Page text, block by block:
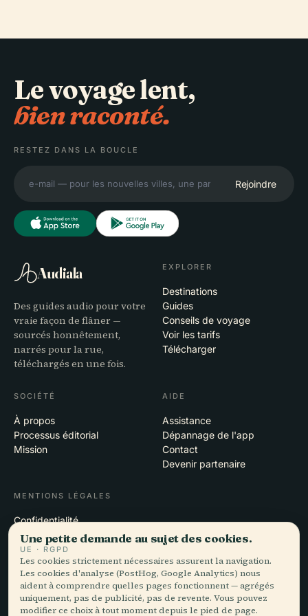
Le voyage lent,
bien raconté.
RESTEZ DANS LA BOUCLE
Rejoindre
Audiala
Des guides audio pour votre
vraie façon de flâner —
sourcés honnêtement,
narrés pour la rue,
téléchargés en une fois.
EXPLORER
Destinations
Guides
Conseils de voyage
Voir les tarifs
Télécharger
SOCIÉTÉ
À propos
Processus éditorial
Mission
AIDE
Assistance
Dépannage de l'app
Contact
Devenir partenaire
MENTIONS LÉGALES
Confidentialité
Conditions
Paramètres des cookies
Supprimer le compte
Une petite demande au sujet des cookies.
UE · RGPD
Les cookies strictement nécessaires assurent la navigation.
Les cookies d'analyse (PostHog, Google Analytics) nous
aident à comprendre quelles pages fonctionnent — agrégés
uniquement, pas de publicité, pas de revente. Vous pouvez
modifier ce choix à tout moment depuis le pied de page.